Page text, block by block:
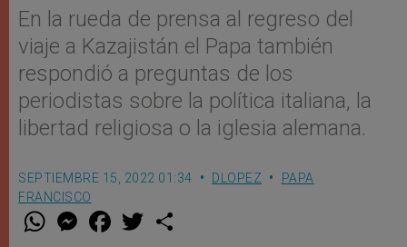
En la rueda de prensa al regreso del
viaje a Kazajistán el Papa también
respondió a preguntas de los
periodistas sobre la política italiana, la
libertad religiosa o la iglesia alemana.
SEPTIEMBRE 15, 2022 01:34 DLOPEZ
PAPA
FRANCISCO
W M
e
F
a w